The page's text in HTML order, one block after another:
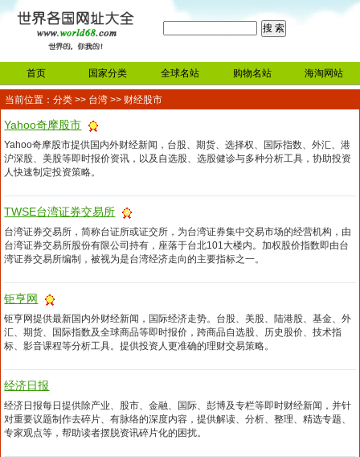
首页 国家分类 全球名站 购物名站 海淘网站
当前位置： 分类 >> 台湾 >> 财经股市
Yahoo奇摩股市
Yahoo奇摩股市提供国内外财经新闻，台股、期货、选择权、国际指数、外汇、港
沪深股、美股等即时报价资讯，以及自选股、选股健诊与多种分析工具，协助投资
人快速制定投资策略。
TWSE台湾证券交易所
台湾证券交易所，简称台证所或证交所，为台湾证券集中交易市场的经营机构，由
台湾证券交易所股份有限公司持有，座落于台北101大楼内。加权股价指数即由台
湾证券交易所编制，被视为是台湾经济走向的主要指标之一。
钜亨网
钜亨网提供最新国内外财经新闻，国际经济走势。台股、美股、陆港股、基金、外
汇、期货、国际指数及全球商品等即时报价，跨商品自选股、历史股价、技术指
标、影音课程等分析工具。提供投资人更准确的理财交易策略。
经济日报
经济日报每日提供除产业、股市、金融、国际、彭博及专栏等即时财经新闻，并针
对重要议题制作去碎片、有脉络的深度内容，提供解读、分析、整理、精选专题、
专家观点等，帮助读者摆脱资讯碎片化的困扰。